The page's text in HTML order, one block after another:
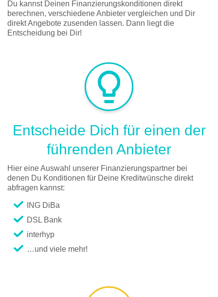
Du kannst Deinen Finanzierungskonditionen direkt
berechnen, verschiedene Anbieter vergleichen und Dir
direkt Angebote zusenden lassen. Dann liegt die
Entscheidung bei Dir!
Entscheide Dich für einen der
führenden Anbieter
Hier eine Auswahl unserer Finanzierungspartner bei
denen Du Konditionen für Deine Kreditwünsche direkt
abfragen kannst:
ING DiBa
DSL Bank
interhyp
…und viele mehr!